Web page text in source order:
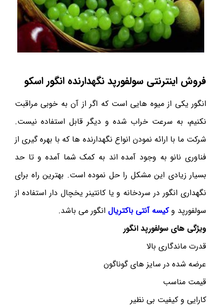
فروش اینترنتی سولفورپد نگهدارنده انگور اسکو
انگور یکی از میوه هایی است که اگر از آن به خوبی مراقبت
نکنیم، به سرعت خراب شده و دیگر قابل استفاده نیست.
شرکت ما با ارائه نمودن انواع نگهدارنده ها که با بهره گیری از
فناوری نانو به وجود آمده اند به کمک شما آمده و تا حد
بسیار زیادی این مشکل را حل نموده است. بهترین راه برای
نگهداری انگور در سردخانه و یا کانتینر یخچال دار استفاده از
سولفورپد وکیسه آنتی باکتریال انگور می باشد.
ویژگی های سولفورپد انگور
قدرت ماندگاری بالا
عرضه شده در سایز های گوناگون
قیمت مناسب
کارایی و کیفیت بی نظیر